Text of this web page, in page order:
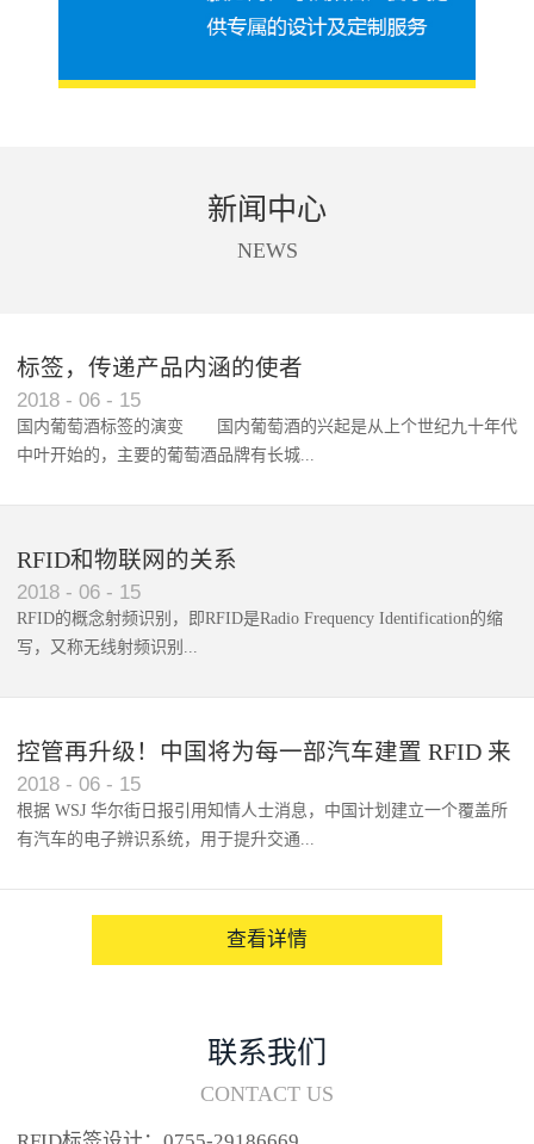
新闻中心
NEWS
标签，传递产品内涵的使者
2018 - 06 - 15
国内葡萄酒标签的演变 国内葡萄酒的兴起是从上个世纪九十年代
中叶开始的，主要的葡萄酒品牌有长城...
RFID和物联网的关系
2018 - 06 - 15
RFID的概念射频识别，即RFID是Radio Frequency Identification的缩
写，又称无线射频识别...
控管再升级！中国将为每一部汽车建置 RFID 来
架构辨识系统
2018 - 06 - 15
根据 WSJ 华尔街日报引用知情人士消息，中国计划建立一个覆盖所
有汽车的电子辨识系统，用于提升交通...
查看详情
联系我们
CONTACT US